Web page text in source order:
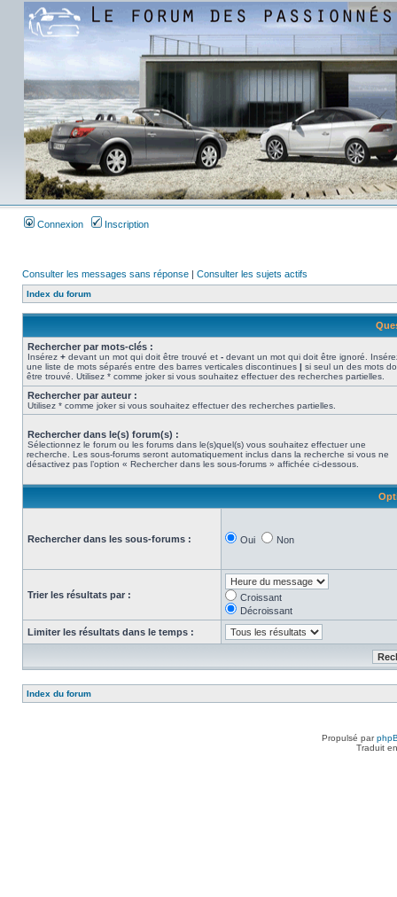
Connexion Inscription
Consulter les messages sans réponse | Consulter les sujets actifs
Index du forum
Rechercher par mots-clés :
Insérez + devant un mot qui doit être trouvé et - devant un mot qui doit être ignoré.
une liste de mots séparés entre des barres verticales discontinues | si seul un des mots
être trouvé. Utilisez * comme joker si vous souhaitez effectuer des recherches partielles.
Rechercher par auteur :
Utilisez * comme joker si vous souhaitez effectuer des recherches partielles.
Rechercher dans le(s) forum(s) :
Sélectionnez le forum ou les forums dans le(s)quel(s) vous souhaitez effectuer une
recherche. Les sous-forums seront automatiquement inclus dans la recherche si vous ne
désactivez pas l’option « Rechercher dans les sous-forums » affichée ci-dessous.
Rechercher dans les sous-forums : Oui Non
Trier les résultats par :
Croissant
Décroissant
Limiter les résultats dans le temps :
Index du forum
Propulsé par
Traduit